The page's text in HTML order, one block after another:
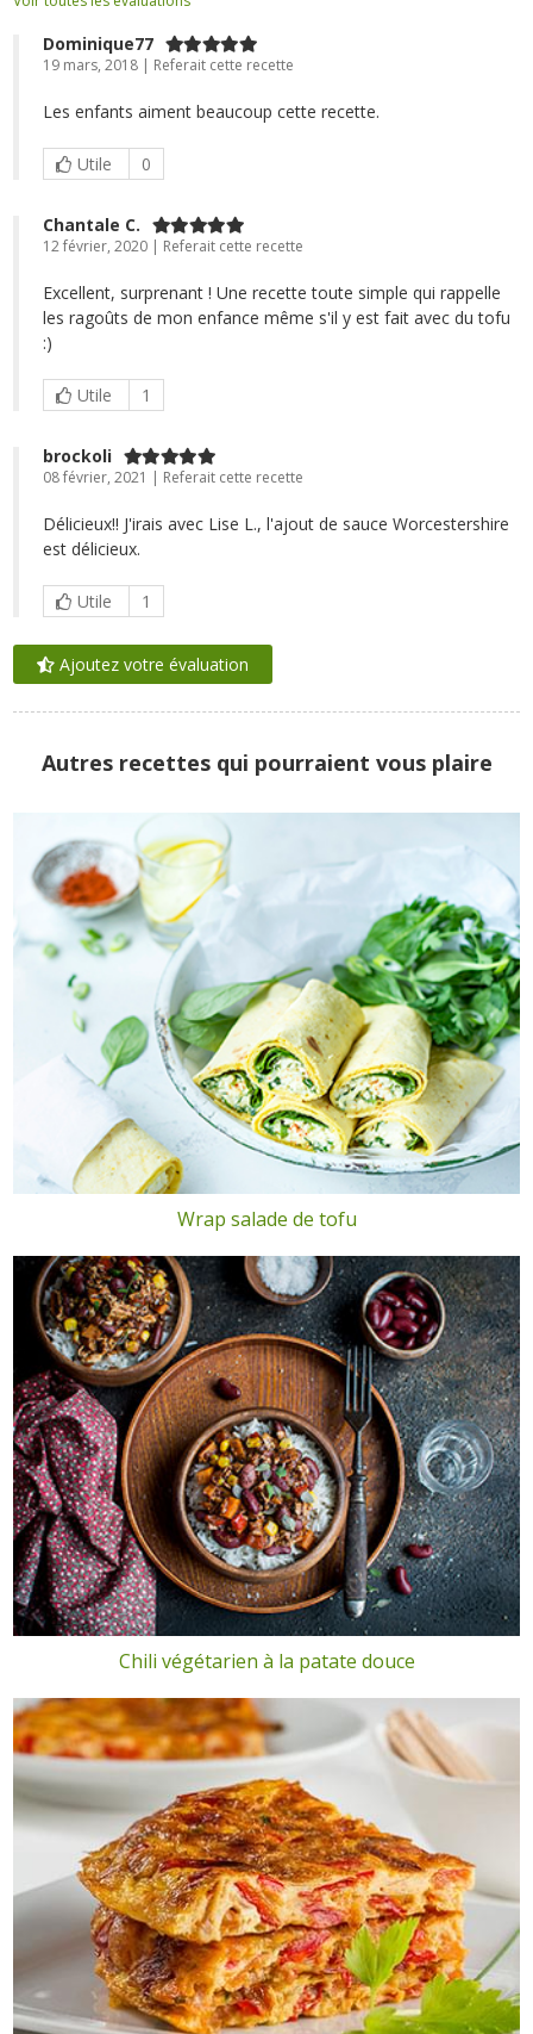
Dominique77
19 mars, 2018 | Referait cette recette
Les enfants aiment beaucoup cette recette.
Utile 0
Chantale C.
12 février, 2020 | Referait cette recette
Excellent, surprenant ! Une recette toute simple qui rappelle
les ragoûts de mon enfance même s'il y est fait avec du tofu
:)
Utile 1
brockoli
08 février, 2021 | Referait cette recette
Délicieux!! J'irais avec Lise L., l'ajout de sauce Worcestershire
est délicieux.
Utile 1
Ajoutez votre évaluation
Autres recettes qui pourraient vous plaire
Wrap salade de tofu
Chili végétarien à la patate douce